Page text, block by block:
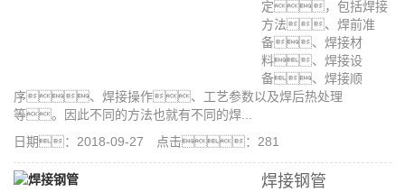
定，包括焊接
方法、焊前准
备、焊接材
料、焊接设
备、焊接顺
序、焊接操作、工艺参数以及焊后热处理
等。因此不同的方法也就有不同的焊...
日期：2018-09-27 点击：281
焊接钢管